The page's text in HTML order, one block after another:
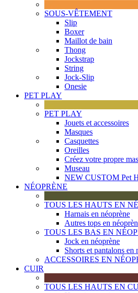
SOUS-VÊTEMENT
Slip
Boxer
Maillot de bain
Thong
Jockstrap
String
Jock-Slip
Onesie
PET PLAY
PET PLAY
Jouets et accessoires
Masques
Casquettes
Oreilles
Créez votre propre
Museau
NEW CUSTOM Pet
NÉOPRÈNE
TOUS LES HAUTS EN
Harnais en néoprène
Autres tops en
TOUS LES BAS EN
Jock en néoprène
Shorts et pantalons en
ACCESSOIRES EN
CUIR
TOUS LES HAUTS EN